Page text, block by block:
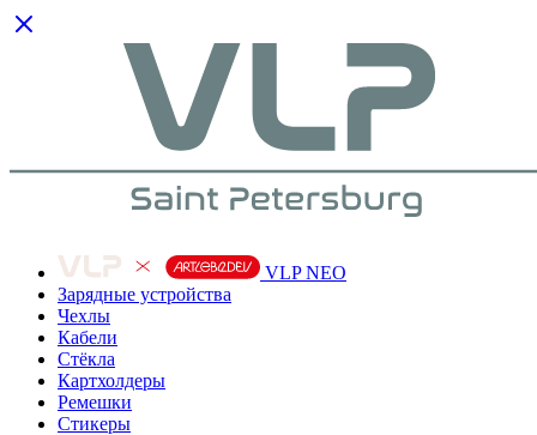
VLP NEO
Зарядные устройства
Чехлы
Кабели
Cтёкла
Картхолдеры
Ремешки
Стикеры